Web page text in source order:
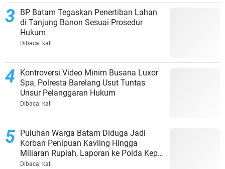
BP Batam Tegaskan Penertiban Lahan
di Tanjung Banon Sesuai Prosedur
Hukum
Dibaca: kali
Kontroversi Video Minim Busana Luxor
Spa, Polresta Barelang Usut Tuntas
Unsur Pelanggaran Hukum
Dibaca: kali
Puluhan Warga Batam Diduga Jadi
Korban Penipuan Kavling Hingga
Miliaran Rupiah, Laporan ke Polda Kepri
Jalan di Tempat?
Dibaca: kali